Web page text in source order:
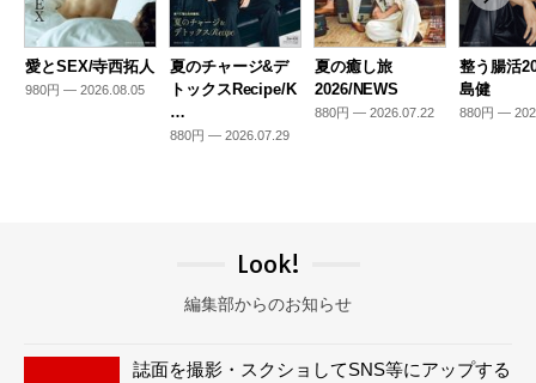
愛とSEX/寺西拓人
980円 — 2026.08.05
夏のチャージ&デ
トックスRecipe/K
…
880円 — 2026.07.29
夏の癒し旅
2026/NEWS
880円 — 2026.07.22
整う腸活
島健
880円 —
Look!
編集部からのお知らせ
誌面を撮影・スクショしてSNS等にアップする